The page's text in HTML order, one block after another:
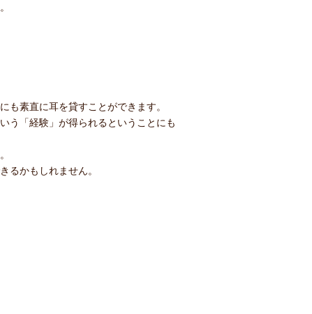
も素直に耳を貸すことができます。
う「経験」が得られるということにも
るかもしれません。